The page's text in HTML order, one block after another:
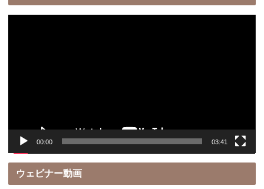
00:00 03:41
ウェビナー動画